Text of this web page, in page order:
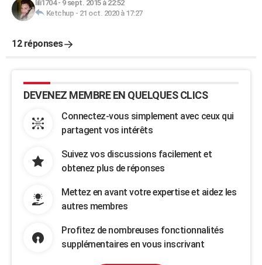
lili1704- 9 sept. 2015 à 22:52
Ketchup - 21 oct. 2020 à 17:27
12 réponses
DEVENEZ MEMBRE EN QUELQUES CLICS
Connectez-vous simplement avec ceux qui
partagent vos intérêts
Suivez vos discussions facilement et
obtenez plus de réponses
Mettez en avant votre expertise et aidez les
autres membres
Profitez de nombreuses fonctionnalités
supplémentaires en vous inscrivant